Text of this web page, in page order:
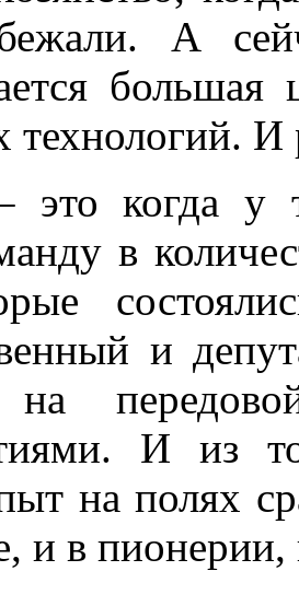
А
технологий. И
когда у
в
и
на
И из
на полях
и в пионерии,